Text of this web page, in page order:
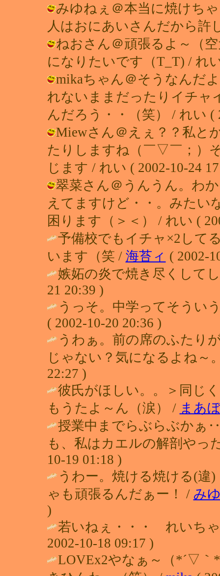
みゆねぇ＠本当に焼けち
人はおにあいさんだから許
ねおさん＠頑張るよ～（
になりたいです（T_T) / れ
mikaちゃん＠そうなんだ
れないままだったりイチャ
んだろう・・（笑） / れい (
Miewさん＠えぇ？？私と
たりしますね（￣▽￣；）
じます / れい ( 2002-10-24
翠菜さん＠うんうん。わ
えてますけど・・。みたい
困ります（＞＜） / れい (
予備校でもイチャ×2して
います（笑 / 海苔ィ ( 2002-
嫉妬の炎で焼き尽くして
21 20:39 )
うっそ。中学ってそうい
( 2002-10-20 20:36 )
うわぁ。前の席のふたり
じゃない？気になるよね～
22:27 )
彼氏がほしい。。＞同じ
もうたよ～ん（涙） / まあ
授業中までらぶらぶか
も、私はカエルの解剖やっ
10-19 01:18 )
うわー。焼ける焼ける(
ゃも頑張るんだぁー！ / み
)
若いねぇ・・・ れいち
2002-10-18 09:17 )
LOVEx2やなぁ～（*´▽